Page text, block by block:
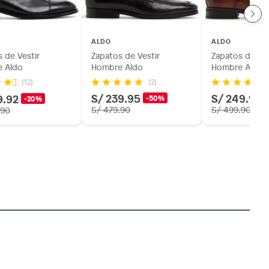
de Vestir
Aldo
(12)
-20%
ALDO
Zapatos de Vestir
Hombre Aldo
(2)
S/ 239.95 -50%
S/ 479.90
ALDO
Zapatos de
Hombre Aldo
S/ 249.95
S/ 499.90